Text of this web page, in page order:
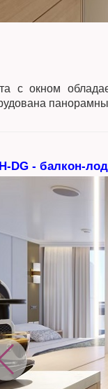
с окном
DG - балкон-